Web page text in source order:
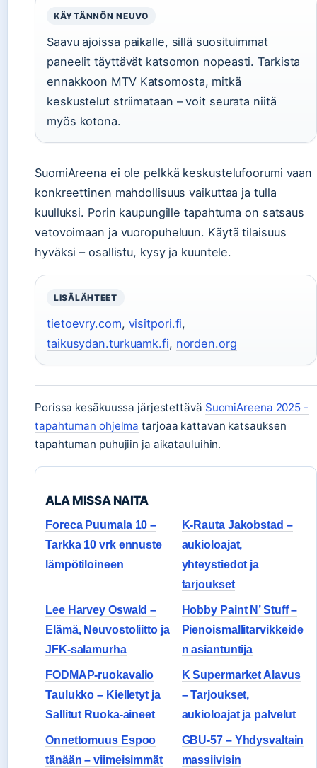
KÄYTÄNNÖN NEUVO
Saavu ajoissa paikalle, sillä suosituimmat
paneelit täyttävät katsomon nopeasti. Tarkista
ennakkoon MTV Katsomosta, mitkä
keskustelut striimataan – voit seurata niitä
myös kotona.
SuomiAreena ei ole pelkkä keskustelufoorumi vaan
konkreettinen mahdollisuus vaikuttaa ja tulla
kuulluksi. Porin kaupungille tapahtuma on satsaus
vetovoimaan ja vuoropuheluun. Käytä tilaisuus
hyväksi – osallistu, kysy ja kuuntele.
LISÄLÄHTEET
tietoevry.com, visitpori.fi,
taikusydan.turkuamk.fi, norden.org
Porissa kesäkuussa järjestettävä SuomiAreena 2025 -
tapahtuman ohjelma tarjoaa kattavan katsauksen
tapahtuman puhujiin ja aikatauluihin.
ALA MISSA NAITA
Foreca Puumala 10 –
Tarkka 10 vrk ennuste
lämpötiloineen
K-Rauta Jakobstad –
aukioloajat,
yhteystiedot ja
tarjoukset
Lee Harvey Oswald –
Elämä, Neuvostoliitto ja
JFK-salamurha
Hobby Paint N’ Stuff –
Pienoismallitarvikkeide
n asiantuntija
FODMAP-ruokavalio
Taulukko – Kielletyt ja
Sallitut Ruoka-aineet
K Supermarket Alavus
– Tarjoukset,
aukioloajat ja palvelut
Onnettomuus Espoo
tänään – viimeisimmät
GBU-57 – Yhdysvaltain
massiivisin